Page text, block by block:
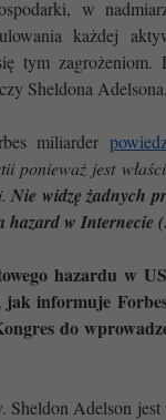
w
każdej
tym zagrożeniom.
Sheldona Adelsona.
miliarder
ponieważ jest
Nie widzę żadnych
hazard w
hazardu w
informuje
do
Adelson jest